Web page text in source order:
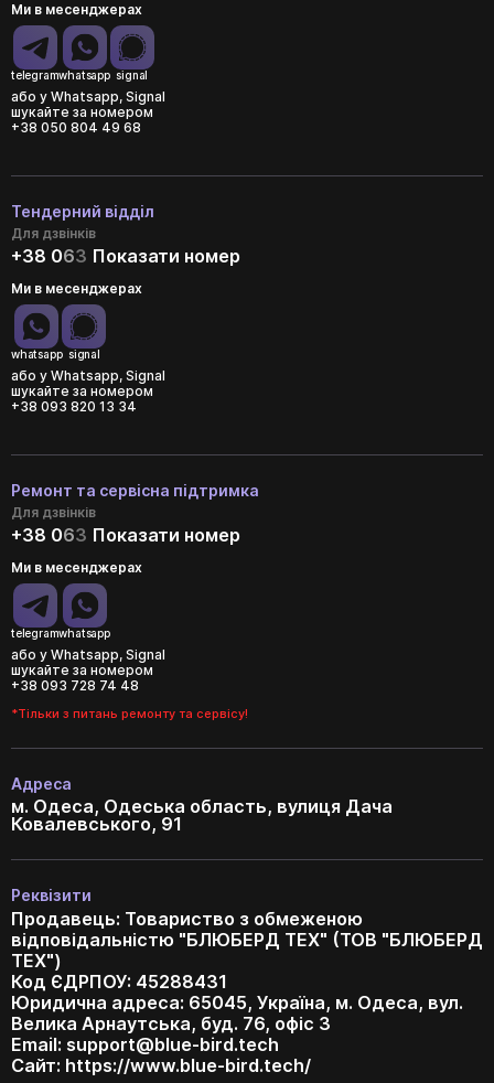
Ми в месенджерах
telegramwhatsapp signal
або у Whatsapp, Signal
шукайте за номером
+38 050 804 49 68
Тендерний відділ
Для дзвінків
+38 063 Показати номер
Ми в месенджерах
whatsapp signal
або у Whatsapp, Signal
шукайте за номером
+38 093 820 13 34
Ремонт та сервісна підтримка
Для дзвінків
+38 063 Показати номер
Ми в месенджерах
telegramwhatsapp
або у Whatsapp, Signal
шукайте за номером
+38 093 728 74 48
*Тільки з питань ремонту та сервісу!
Адреса
м. Одеса, Одеська область, вулиця Дача
Ковалевського, 91
Реквізити
Продавець: Товариство з обмеженою
відповідальністю "БЛЮБЕРД ТЕХ" (ТОВ "БЛЮБЕРД
ТЕХ")
Код ЄДРПОУ: 45288431
Юридична адреса: 65045, Україна, м. Одеса, вул.
Велика Арнаутська, буд. 76, офіс 3
Email: support@blue-bird.tech
Сайт: https://www.blue-bird.tech/